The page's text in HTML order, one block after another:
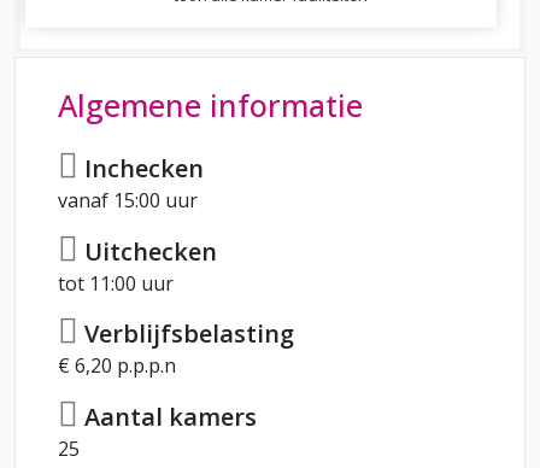
Algemene informatie
Inchecken
vanaf 15:00 uur
Uitchecken
tot 11:00 uur
Verblijfsbelasting
€ 6,20 p.p.p.n
Aantal kamers
25